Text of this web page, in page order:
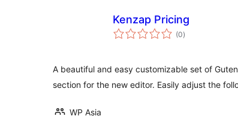
Kenzap Pricing
(0전
체)
A beautiful and easy customizable set of
section for the new editor. Easily adjust the
WP Asia